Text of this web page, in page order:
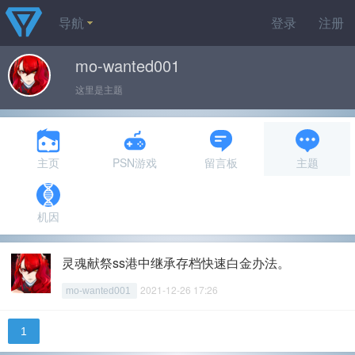
登录 注册
导航
mo-wanted001
这里是主题
主页 PSN游戏 留言板 主题
机因
灵魂献祭ss港中继承存档快速白金办法。
mo-wanted001 2021-12-26 17:26
1